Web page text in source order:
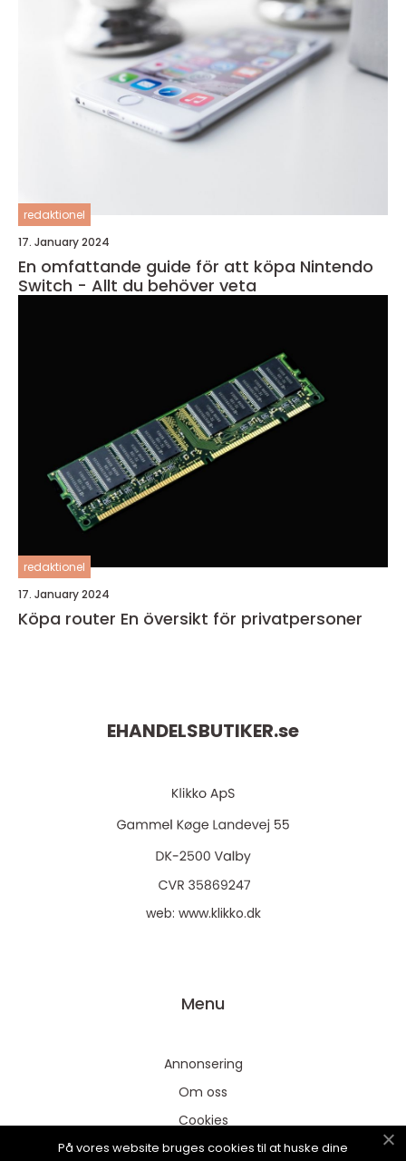
redaktionel
17. January 2024
En omfattande guide för att köpa Nintendo
Switch - Allt du behöver veta
redaktionel
17. January 2024
Köpa router En översikt för privatpersoner
EHANDELSBUTIKER.se
web: www.klikko.dk
Menu
Annonsering
Om oss
Cookies
Kontakta oss
På vores website bruges cookies til at huske dine